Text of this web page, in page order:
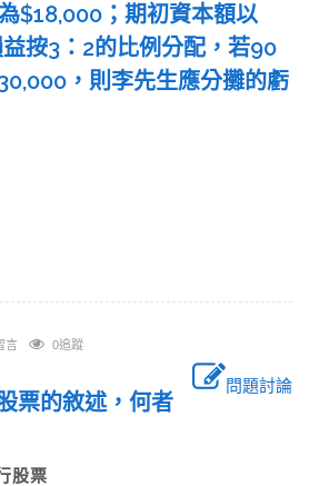
$18,000；期初資本額以
按3：2的比例分配，若90
，則李先生應分攤的虧
言 0追蹤
問題討論
票的敘述，何者
股票